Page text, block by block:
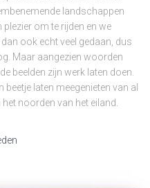
landschappen
om te rijden en we
ook echt veel gedaan, dus
Maar aangezien woorden
beelden zijn werk laten doen.
laten meegenieten van al
noorden van het eiland.